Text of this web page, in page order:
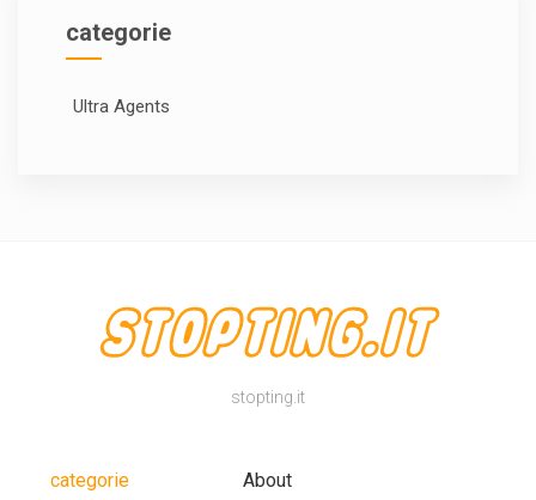
categorie
Ultra Agents
stopting.it
categorie About